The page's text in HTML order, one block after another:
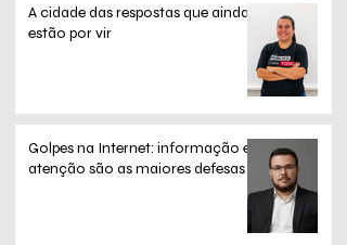
A cidade das respostas que ainda
estão por vir
Golpes na Internet: informação e
atenção são as maiores defesas